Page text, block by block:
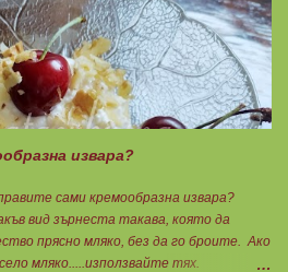
Пече се в загрята фурна до
с тахан и се поръсва с ядки.
всяка за 1БПВМ. Чудесна следобедна
да ни е вкусно заедно! Люси
извара?
сами кремообразна извара?
вид зърнеста такава, която да
прясно мляко, без да го броите. Ако
мляко.....използвайте тях.